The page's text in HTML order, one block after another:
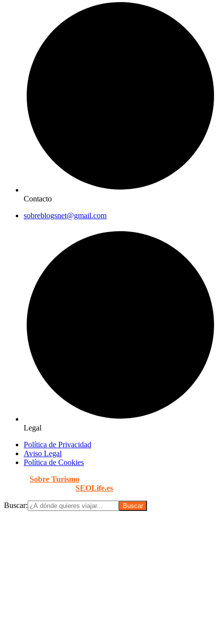
Contacto
sobreblogsnet@gmail.com
Legal
Política de Privacidad
Aviso Legal
Política de Cookies
Sobre Turismo
porSEOLife.es
Buscar: